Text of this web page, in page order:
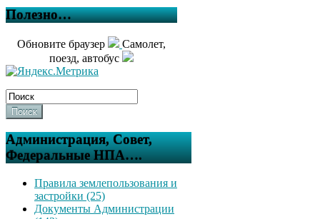
Полезно…
Обновите браузер
Самолет,
поезд, автобус
Поиск
Администрация, Совет,
Федеральные НПА….
Правила землепользования и
застройки (25)
Документы Администрации